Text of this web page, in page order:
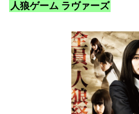
人狼ゲーム ラヴァーズ